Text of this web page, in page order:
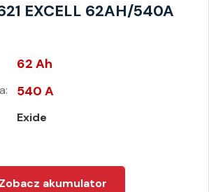
EXCELL 62AH/540A
62 Ah
540 A
Exide
Zobacz akumulator